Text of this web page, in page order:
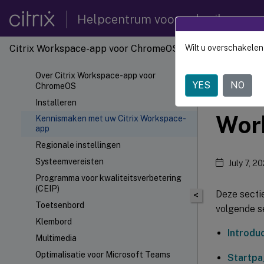
Helpcentrum voor gebruikers
Citrix Workspace-app voor ChromeOS
Over Citrix Workspace-app voor
ChromeOS
Installeren
Kennismaken met uw Citrix Workspace-
app
Regionale instellingen
Systeemvereisten
Programma voor kwaliteitsverbetering
(CEIP)
Toetsenbord
Klembord
Multimedia
Optimalisatie voor Microsoft Teams
Citrix
<
July 7,
Deze
volgende
Wilt u
YES NO